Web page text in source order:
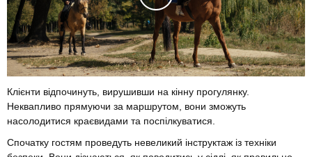
Клієнти відпочинуть, вирушивши на кінну прогулянку.
Неквапливо прямуючи за маршрутом, вони зможуть
насолодитися краєвидами та поспілкуватися.
Спочатку гостям проведуть невеликий інструктаж із техніки